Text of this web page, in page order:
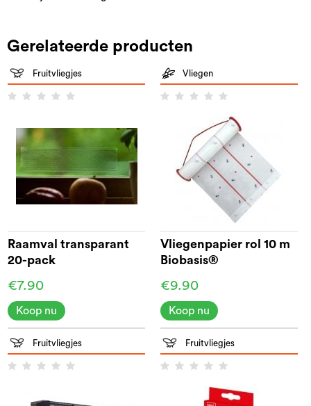
Gerelateerde producten
Fruitvliegjes
Raamval transparant
20-pack
€7.90
Koop nu
Vliegen
Vliegenpapier rol 10 m
Biobasis®
€9.90
Koop nu
Fruitvliegjes Fruitvliegjes